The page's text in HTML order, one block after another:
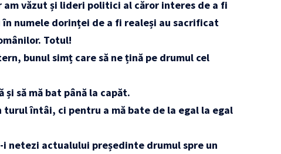
văzut și lideri politici al căror interes de a fi
numele dorinței de a fi realeși au sacrificat
Totul!
bunul simț care să ne țină pe drumul cel
să mă bat până la capăt.
întâi, ci pentru a mă bate de la egal la egal
netezi actualului președinte drumul spre un